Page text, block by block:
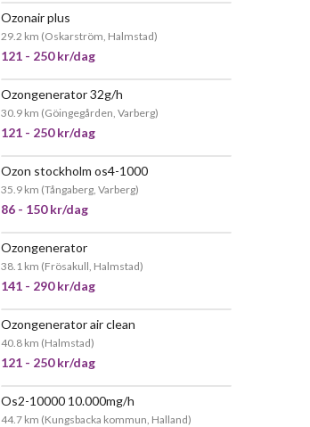
Ozonair plus
29.2 km (Oskarström, Halmstad)
121 - 250 kr/dag
Ozongenerator 32g/h
30.9 km (Göingegården, Varberg)
121 - 250 kr/dag
Ozon stockholm os4-1000
35.9 km (Tångaberg, Varberg)
86 - 150 kr/dag
Ozongenerator
38.1 km (Frösakull, Halmstad)
141 - 290 kr/dag
Ozongenerator air clean
40.8 km (Halmstad)
121 - 250 kr/dag
Os2-10000 10.000mg/h
44.7 km (Kungsbacka kommun, Halland)